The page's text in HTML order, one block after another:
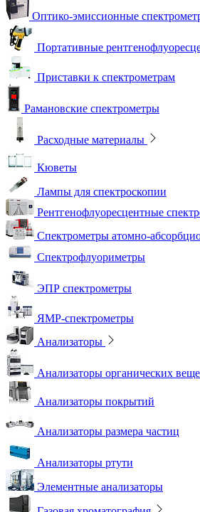
Оптико-эмиссионные
Портативные
Приставки к спектрометрам
Рамановские спектрометры
Расходные материалы
Кюветы
Лампы для спектроскопии
Рентгенофлуоресцентные
Спектрометры атомно-
Спектрофлуориметры
ЭПР спектрометры
ЯМР-спектрометры
Анализаторы
Анализаторы органических
Анализаторы покрытий
Анализаторы размера частиц
Анализаторы ртути
Элементные анализаторы